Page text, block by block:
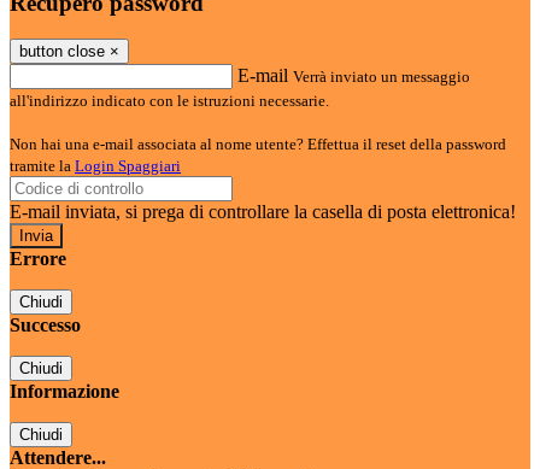
button close ×
E-mail Verrà inviato un messaggio
all'indirizzo indicato con le istruzioni necessarie.
Non hai una e-mail associata al nome utente? Effettua il reset della password
tramite la Login Spaggiari
E-mail inviata, si prega di controllare la casella di posta elettronica!
Errore
Chiudi
Successo
Chiudi
Informazione
Chiudi
Attendere...